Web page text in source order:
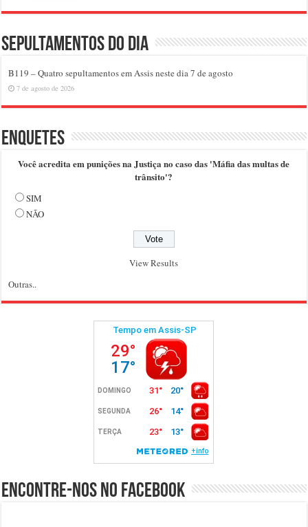
Sepultamentos do dia
B119 – Quatro sepultamentos em Assis neste dia 7 de agosto
7 de agosto de 2026
Enquetes
Você acredita em punições na Justiça no caso das 'Máfia das multas de
trânsito'?
SIM
NÃO
View Results
Outras..
Encontre-nos no Facebook